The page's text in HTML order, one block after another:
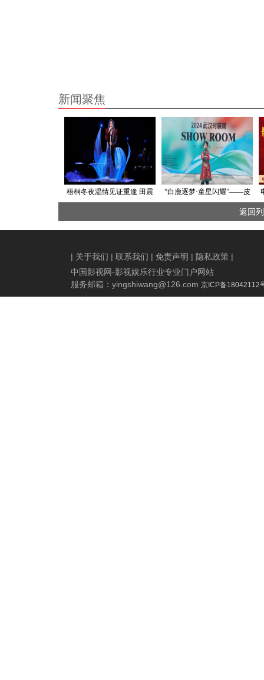
新闻聚焦
梧桐冬夜温情见证重逢 田震
“白鹿逐梦·童星闪耀”——皮
德贝林亮相龍石印迹&LS时装
秀
返回
| 关于我们 | 联系我们 | 免责声明 | 隐私政策 |
中国影视网-影视娱乐行业专业门户网站
服务邮箱： yingshiwang@126.com 京ICP备18042112